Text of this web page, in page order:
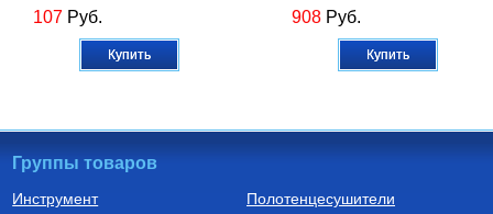
107 Руб.
Купить
908 Руб.
Купить
Группы товаров
Инструмент
Полотенцесушители